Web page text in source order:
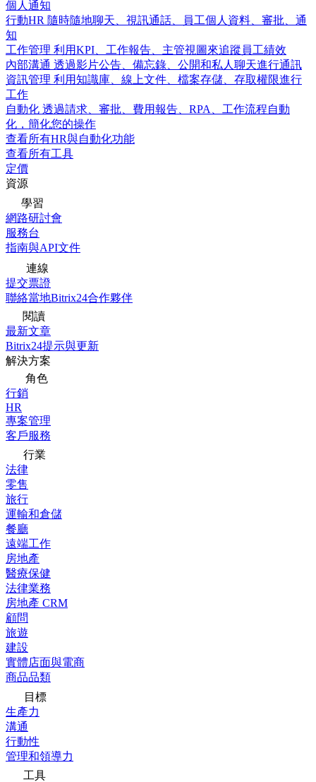
個人通知
行動HR 隨時隨地聊天、視訊通話、員工個人資料、審批、通
知
工作管理 利用KPI、工作報告、主管視圖來追蹤員工績效
內部溝通 透過影片公告、備忘錄、公開和私人聊天進行通訊
資訊管理 利用知識庫、線上文件、檔案存儲、存取權限進行
工作
自動化 透過請求、審批、費用報告、RPA、工作流程自動
化，簡化您的操作
查看所有HR與自動化功能
查看所有工具
定價
資源
學習
網路研討會
服務台
指南與API文件
連線
提交票證
聯絡當地Bitrix24合作夥伴
閱讀
最新文章
Bitrix24提示與更新
解決方案
角色
行銷
HR
專案管理
客戶服務
行業
法律
零售
旅行
運輸和倉儲
餐廳
遠端工作
房地產
醫療保健
法律業務
房地產 CRM
顧問
旅遊
建設
實體店面與電商
商品品類
目標
生產力
溝通
行動性
管理和領導力
工具